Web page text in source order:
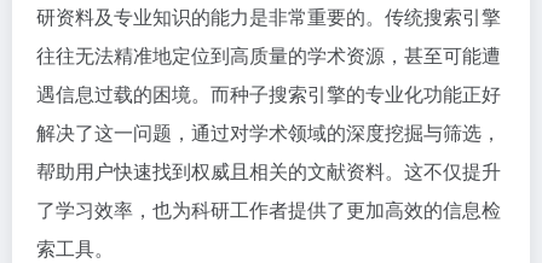
研资料及专业知识的能力是非常重要的。传统搜索引擎
往往无法精准地定位到高质量的学术资源，甚至可能遭
遇信息过载的困境。而种子搜索引擎的专业化功能正好
解决了这一问题，通过对学术领域的深度挖掘与筛选，
帮助用户快速找到权威且相关的文献资料。这不仅提升
了学习效率，也为科研工作者提供了更加高效的信息检
索工具。